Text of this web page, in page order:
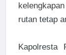
rutan tetap
Kapolresta